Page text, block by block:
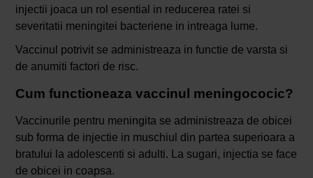
injectii joaca un rol esential in reducerea ratei si
severitatii meningitei bacteriene in intreaga lume.
Vaccinul potrivit se administreaza in functie de varsta si
de anumiti factori de risc.
Cum functioneaza vaccinul meningococic?
Vaccinurile pentru meningita se administreaza de obicei
sub forma de injectie in muschiul din partea superioara a
bratului la adolescenti si adulti. La sugari, injectia se face
de obicei in coapsa.